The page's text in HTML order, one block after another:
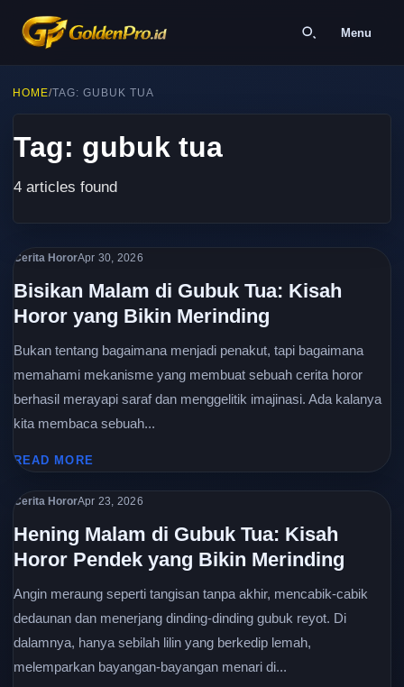
Menu
HOME/TAG: GUBUK TUA
Tag: gubuk tua
4 articles found
Cerita HororApr 30, 2026
Bisikan Malam di Gubuk Tua: Kisah
Horor yang Bikin Merinding
Bukan tentang bagaimana menjadi penakut, tapi bagaimana
memahami mekanisme yang membuat sebuah cerita horor
berhasil merayapi saraf dan menggelitik imajinasi. Ada kalanya
kita membaca sebuah...
READ MORE
Cerita HororApr 23, 2026
Hening Malam di Gubuk Tua: Kisah
Horor Pendek yang Bikin Merinding
Angin meraung seperti tangisan tanpa akhir, mencabik-cabik
dedaunan dan menerjang dinding-dinding gubuk reyot. Di
dalamnya, hanya sebilah lilin yang berkedip lemah,
melemparkan bayangan-bayangan menari di...